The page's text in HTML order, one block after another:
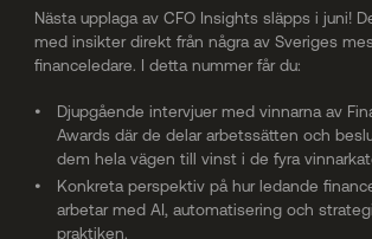
Nästa upplaga av CFO Insights släpps i juni!
med insikter direkt från några av Sveriges
financeledare. I detta nummer får du:
Djupgående intervjuer med vinnarna av
Awards där de delar arbetssätten och
dem hela vägen till vinst i de fyra
Konkreta perspektiv på hur ledande
arbetar med AI, automatisering och
praktiken.